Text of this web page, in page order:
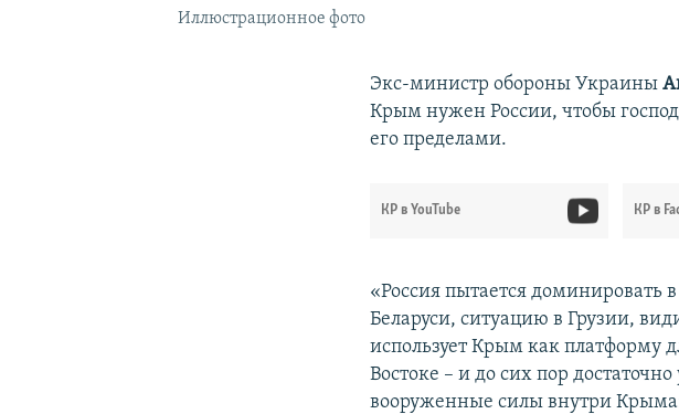
Иллюстрационное фото
Экс-министр обороны Украины
Крым нужен России, чтобы
его пределами.
КР в YouTube КР в
«Россия пытается
Беларуси, ситуацию в Грузии,
использует Крым как платформу
Востоке – и до сих пор
вооруженные силы внутри